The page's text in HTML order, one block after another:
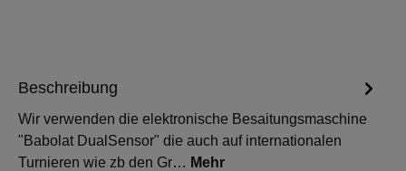
Beschreibung
Wir verwenden die elektronische Besaitungsmaschine
"Babolat DualSensor" die auch auf internationalen
Turnieren wie zb den Gr… Mehr